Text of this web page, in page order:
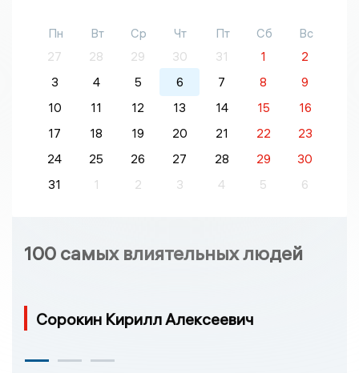
Пн Вт Ср Чт Пт Сб
Вс
27
28 29 30 31 1
2
3
4 5 6 7 8
9
10
11 12 13 14 15
16
17
18 19 20 21 22
23
24
25 26 27 28 29
30
31
1 2 3 4 5 6
100 самых влиятельных людей
Сорокин Кирилл Алексеевич